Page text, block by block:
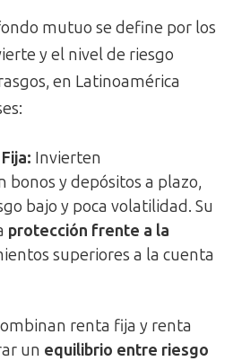
mutuo se define por los
y el nivel de riesgo
en Latinoamérica
Invierten
bonos y depósitos a plazo,
bajo y poca volatilidad. Su
protección frente a la
superiores a la cuenta
renta fija y renta
un equilibrio entre riesgo